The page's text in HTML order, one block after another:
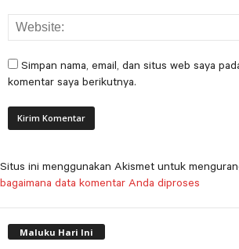
Simpan nama, email, dan situs web saya
komentar saya berikutnya.
Situs ini menggunakan Akismet untuk
bagaimana data komentar Anda diproses
Maluku Hari Ini